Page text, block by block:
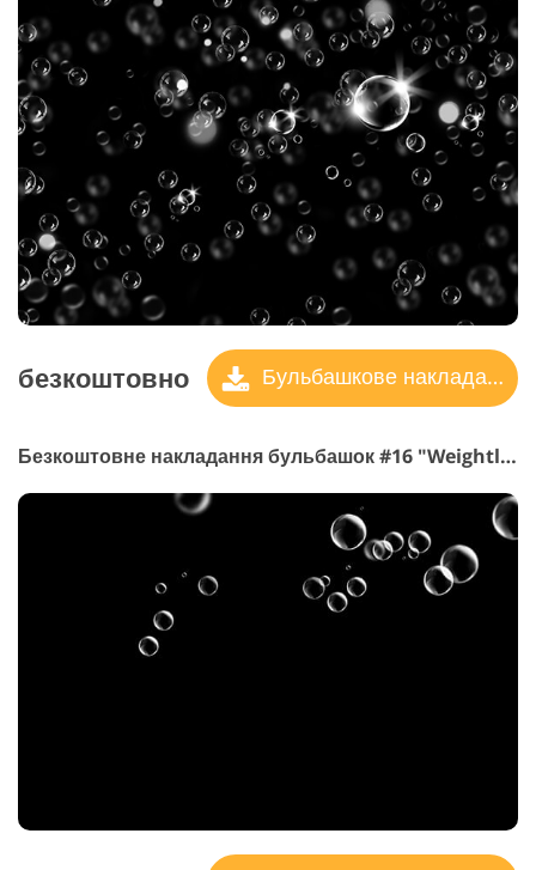
безкоштовно Бульбашкове накладання
Безкоштовне накладання бульбашок #16 "Weightless"